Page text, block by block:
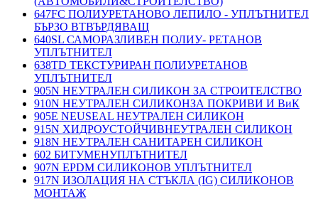
647FC ПОЛИУРЕТАНОВО ЛЕПИЛО - УПЛЪТНИТЕЛ
БЪРЗО ВТВЪРДЯВАЩ
640SL САМОРАЗЛИВЕН ПОЛИУ- РЕТАНОВ
УПЛЪТНИТЕЛ
638TD ТЕКСТУРИРАН ПОЛИУРЕТАНОВ
УПЛЪТНИТЕЛ
905N НЕУТРАЛЕН СИЛИКОН ЗА СТРОИТЕЛСТВО
910N НЕУТРАЛЕН СИЛИКОНЗА ПОКРИВИ И ВиК
905E NEUSEAL НЕУТРАЛЕН СИЛИКОН
915N ХИДРОУСТОЙЧИВНЕУТРАЛЕН СИЛИКОН
918N НЕУТРАЛЕН САНИТАРЕН СИЛИКОН
602 БИТУМЕНУПЛЪТНИТЕЛ
907N EPDM СИЛИКОНОВ УПЛЪТНИТЕЛ
917N ИЗОЛАЦИЯ НА СТЪКЛА (IG) СИЛИКОНОВ
МОНТАЖ